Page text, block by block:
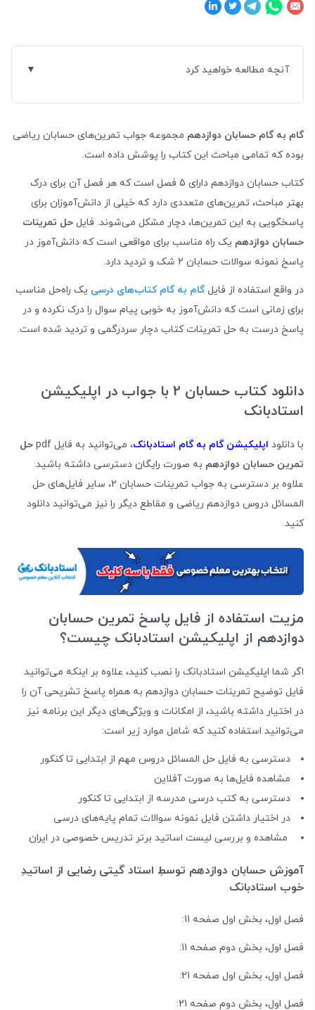
آنچه مطالعه خواهید کرد
گام به گام حسابان دوازدهم مجموعه جواب تمرین‌های حسابان ریاضی
بوده که تمامی مباحث این کتاب را پوشش داده است.
کتاب حسابان دوازدهم دارای 5 فصل است که هر فصل آن برای درک
بهتر مباحث، تمرین‌های متعددی دارد که خیلی از دانش‌آموزان برای
پاسخگویی به این تمرین‌ها، دچار مشکل می‌شوند. فایل حل تمرینات
حسابان دوازدهم یک راه مناسب برای مواقعی است که دانش‌آموز در
پاسخ نمونه سوالات حسابان 2 شک و تردید دارد.
در واقع استفاده از فایلگام به گام کتاب‌های درسی یک راه‌حل مناسب
برای زمانی است که دانش‌آموز به خوبی پیام سوال را درک نکرده و در
پاسخ درست به حل تمرینات کتاب دچار سردرگمی و تردید شده است.
دانلود کتاب حسابان 2 با جواب در اپلیکیشن
استادبانک
با دانلود اپلیکیشن گام به گام استادبانک، می‌توانید به فایل pdf
حل
تمرین حسابان دوازدهم به صورت رایگان دسترسی داشته باشید.
علاوه بر دسترسی به جواب تمرینات حسابان 2، سایر فایل‌های حل
المسائل دروس دوازدهم ریاضی و مقاطع دیگر را نیز می‌توانید دانلود
کنید.
مزیت استفاده از فایل پاسخ تمرین حسابان
دوازدهم از اپلیکیشن استادبانک چیست؟
اگر شما اپلیکیشن استادبانک را نصب کنید، علاوه بر اینکه می‌توانید
فایل توضیح تمرینات حسابان دوازدهم به همراه پاسخ تشریحی آن را
در اختیار داشته باشید، از امکانات و ویژگی‌های دیگر این برنامه نیز
می‌توانید استفاده کنید که شامل موارد زیر است:
دسترسی به فایل حل المسائل دروس مهم از ابتدایی تا کنکور
مشاهده فایل‌ها به صورت آفلاین
دسترسی به کتب درسی مدرسه از ابتدایی تا کنکور
در اختیار داشتن فایل نمونه سوالات تمام پایه‌های درسی
مشاهده و بررسی لیست اساتید برتر تدریس خصوصی در ایران
آموزش حسابان دوازدهم توسطِ استاد گیتی رضایی از اساتیدِ
خوب استادبانک
فصل اول، بخش اول صفحه 11:
فصل اول، بخش دوم صفحه 11:
فصل اول، بخش اول صفحه 21:
فصل اول، بخش دوم صفحه 21: